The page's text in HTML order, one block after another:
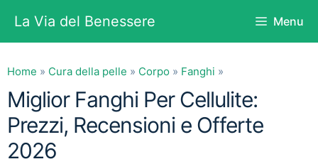
contenuto
La Via del Benessere Menu
Home » Cura della pelle » Corpo » Fanghi »
Miglior Fanghi Per Cellulite:
Prezzi, Recensioni e Offerte
2026